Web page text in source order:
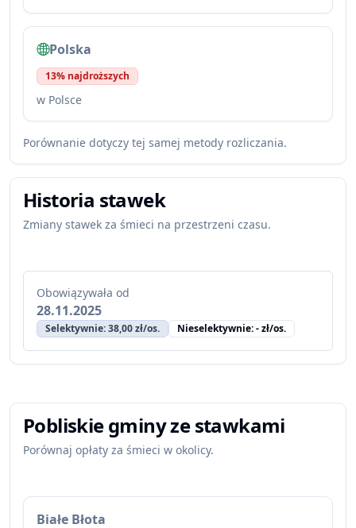
Polska
13% najdroższych
w Polsce
Porównanie dotyczy tej samej metody rozliczania.
Historia stawek
Zmiany stawek za śmieci na przestrzeni czasu.
Obowiązywała od
28.11.2025
Selektywnie: 38,00 zł/os. Nieselektywnie: - zł/os.
Pobliskie gminy ze stawkami
Porównaj opłaty za śmieci w okolicy.
Białe Błota